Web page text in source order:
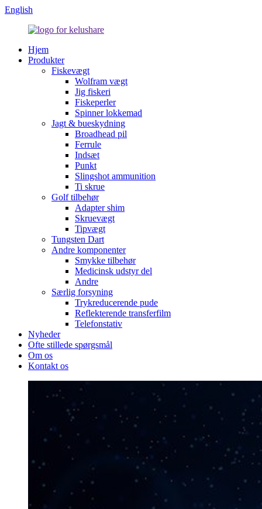
English
Hjem
Produkter
Fiskevægt
Wolfram vægt
Jig fiskeri
Fiskeperler
Spinner lokkemad
Jagt & bueskydning
Broadhead pil
Ferrule
Indsæt
Punkt
Slingshot ammunition
Ti skrue
Golf tilbehør
Adapter shim
Skruevægt
Tipvægt
Tungsten Dart
Andre komponenter
Smykke tilbehør
Medicinsk udstyr del
Andre
Særlig forsyning
Trykreducerende pude
Reflekterende transferfilm
Telefonstativ
Nyheder
Ofte stillede spørgsmål
Om os
Kontakt os